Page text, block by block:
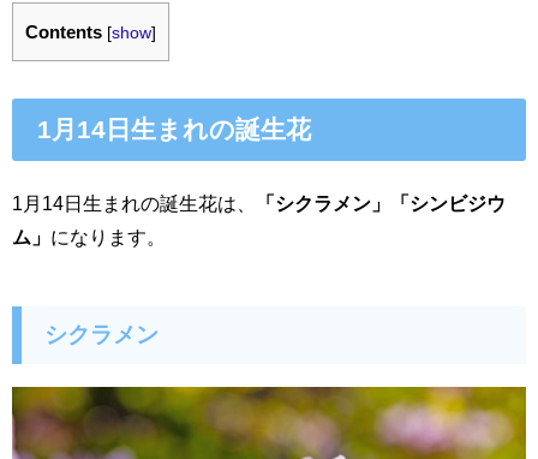
Contents [show]
1月14日生まれの誕生花
1月14日生まれの誕生花は、
「シクラメン」「シンビジウ
ム」 になります。
シクラメン